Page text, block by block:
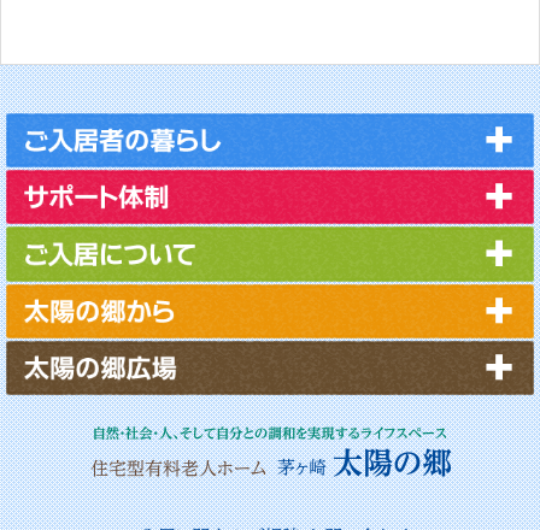
2025年5月
2025年3月
2023年11月
2023年10月
2023年4月
2022年10月
2022年1月
2021年8月
2021年4月
2020年12月
2020年10月
2020年4月